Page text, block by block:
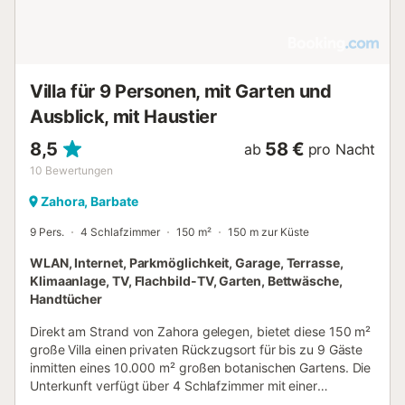
Villa für 9 Personen, mit Garten und
Ausblick, mit Haustier
8,5
10 Bewertungen
ab 58 € pro Nacht
Zahora, Barbate
9 Pers. 4 Schlafzimmer 150 m² 150 m zur Küste
WLAN, Internet, Parkmöglichkeit, Garage, Terrasse,
Klimaanlage, TV, Flachbild-TV, Garten, Bettwäsche,
Handtücher
Direkt am Strand von Zahora gelegen, bietet diese 150 m²
große Villa einen privaten Rückzugsort für bis zu 9 Gäste
inmitten eines 10.000 m² großen botanischen Gartens. Die
Unterkunft verfügt über 4 Schlafzimmer mit einer